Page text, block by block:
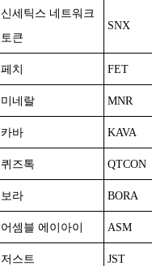
신세틱스 네트워크
토큰
SNX
페치 FET
미네랄 MNR
카바 KAVA
퀴즈톡 QTCON
보라 BORA
어셈블 에이아이 ASM
저스트 JST